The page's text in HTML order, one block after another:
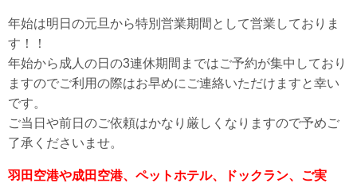
年始は明日の元旦から特別営業期間として営業しておりま
す！！
年始から成人の日の3連休期間まではご予約が集中しており
ますのでご利用の際はお早めにご連絡いただけますと幸い
です。
ご当日や前日のご依頼はかなり厳しくなりますので予めご
了承くださいませ。
羽田空港や成田空港、ペットホテル、ドックラン、ご実